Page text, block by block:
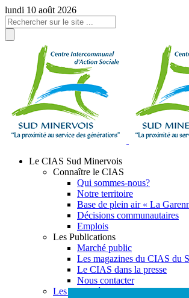
Panneau de gestion des cookies
lundi 10 août 2026
Le CIAS Sud Minervois
Connaître le CIAS
Qui sommes-nous?
Notre territoire
Base de plein air « La
Décisions communautaires
Emplois
Les Publications
Marché public
Les magazines du CIAS du
Le CIAS dans la presse
Nous contacter
Les actualités du CIAS